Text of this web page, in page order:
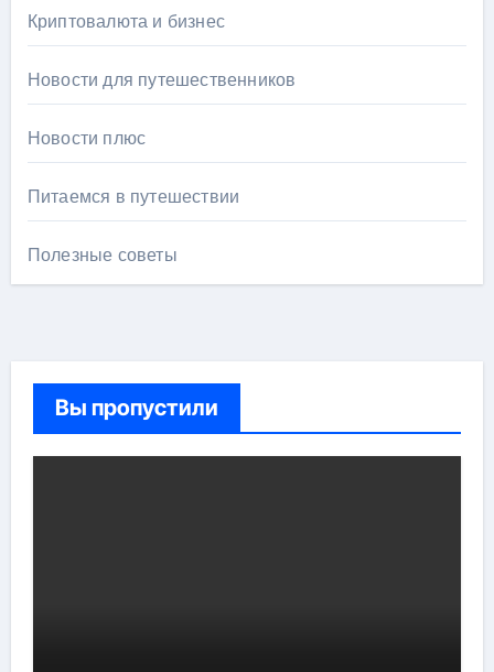
Криптовалюта и бизнес
Новости для путешественников
Новости плюс
Питаемся в путешествии
Полезные советы
Вы пропустили